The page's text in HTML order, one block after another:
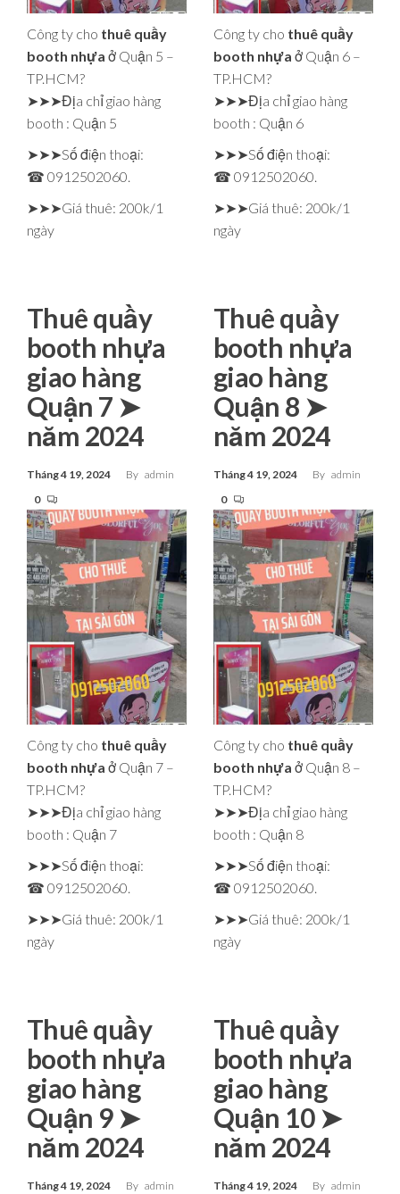
Công ty cho thuê quầy
booth nhựa ở Quận 5 –
TP.HCM?
➤➤➤Địa chỉ giao hàng
booth : Quận 5
➤➤➤Số điện thoại:
☎ 0912502060.
➤➤➤Giá thuê: 200k/1
ngày
Công ty cho thuê quầy
booth nhựa ở Quận 6 –
TP.HCM?
➤➤➤Địa chỉ giao hàng
booth : Quận 6
➤➤➤Số điện thoại:
☎ 0912502060.
➤➤➤Giá thuê: 200k/1
ngày
Thuê quầy
booth nhựa
giao hàng
Quận 7 ➤
năm 2024
Tháng 4 19, 2024 By admin
0
Công ty cho thuê quầy
booth nhựa ở Quận 7 –
TP.HCM?
➤➤➤Địa chỉ giao hàng
booth : Quận 7
➤➤➤Số điện thoại:
☎ 0912502060.
➤➤➤Giá thuê: 200k/1
ngày
Thuê quầy
booth nhựa
giao hàng
Quận 8 ➤
năm 2024
Tháng 4 19, 2024 By admin
0
Công ty cho thuê quầy
booth nhựa ở Quận 8 –
TP.HCM?
➤➤➤Địa chỉ giao hàng
booth : Quận 8
➤➤➤Số điện thoại:
☎ 0912502060.
➤➤➤Giá thuê: 200k/1
ngày
Thuê quầy
booth nhựa
giao hàng
Quận 9 ➤
năm 2024
Tháng 4 19, 2024 By admin
Thuê quầy
booth nhựa
giao hàng
Quận 10 ➤
năm 2024
Tháng 4 19, 2024 By admin